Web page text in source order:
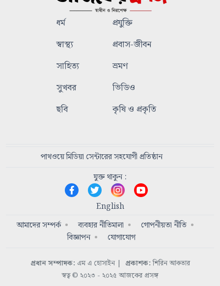
ধর্ম
প্রযুক্তি
স্বাস্থ্য
প্রবাস-জীবন
সাহিত্য
ভ্রমণ
সুখবর
ভিডিও
ছবি
কৃষি ও প্রকৃতি
পাথওয়ে মিডিয়া সেন্টারের সহযোগী প্রতিষ্ঠান
যুক্ত থাকুন :
English
আমাদের সম্পর্ক
ব্যবহার নীতিমালা
গোপনীয়তা নীতি
বিজ্ঞাপন
যোগাযোগ
প্রধান সম্পাদক: এম এ হোসাইন | প্রকাশক:শিরিন আকতার
স্বত্ব © ২০২৩ - ২০২৫ আজকের প্রসঙ্গ